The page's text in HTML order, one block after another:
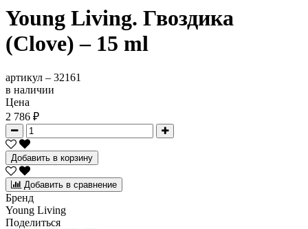
Young Living. Гвоздика
(Clove) – 15 ml
артикул – 32161
в наличии
Цена
2 786 ₽
Добавить в корзину
Добавить в сравнение
Бренд
Young Living
Поделиться